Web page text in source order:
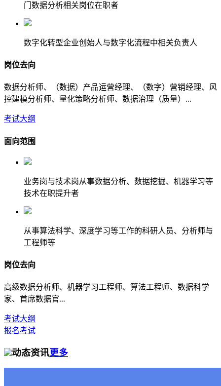
门数据分析相关岗位在职者
数字化转型企业创始人与数字化流程中相关负责人
岗位去向
数据分析师、（数据）产品运营经理、（数字）营销经理、风
控建模分析师、量化策略分析师、数据治理（质量）...
考试大纲
面向范围
业务岗与技术岗从事数据分析、数据挖掘、机器学习等
技术在职提升者
从事算法科学、深度学习等工作的科研人员、分析师与
工程师等
岗位去向
高级数据分析师、机器学习工程师、算法工程师、数据科学
家、首席数据官...
考试大纲
报名考试
动态资讯更多